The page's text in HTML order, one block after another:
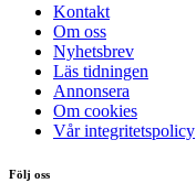
Kontakt
Om oss
Nyhetsbrev
Läs tidningen
Annonsera
Om cookies
Vår integritetspolicy
Följ oss